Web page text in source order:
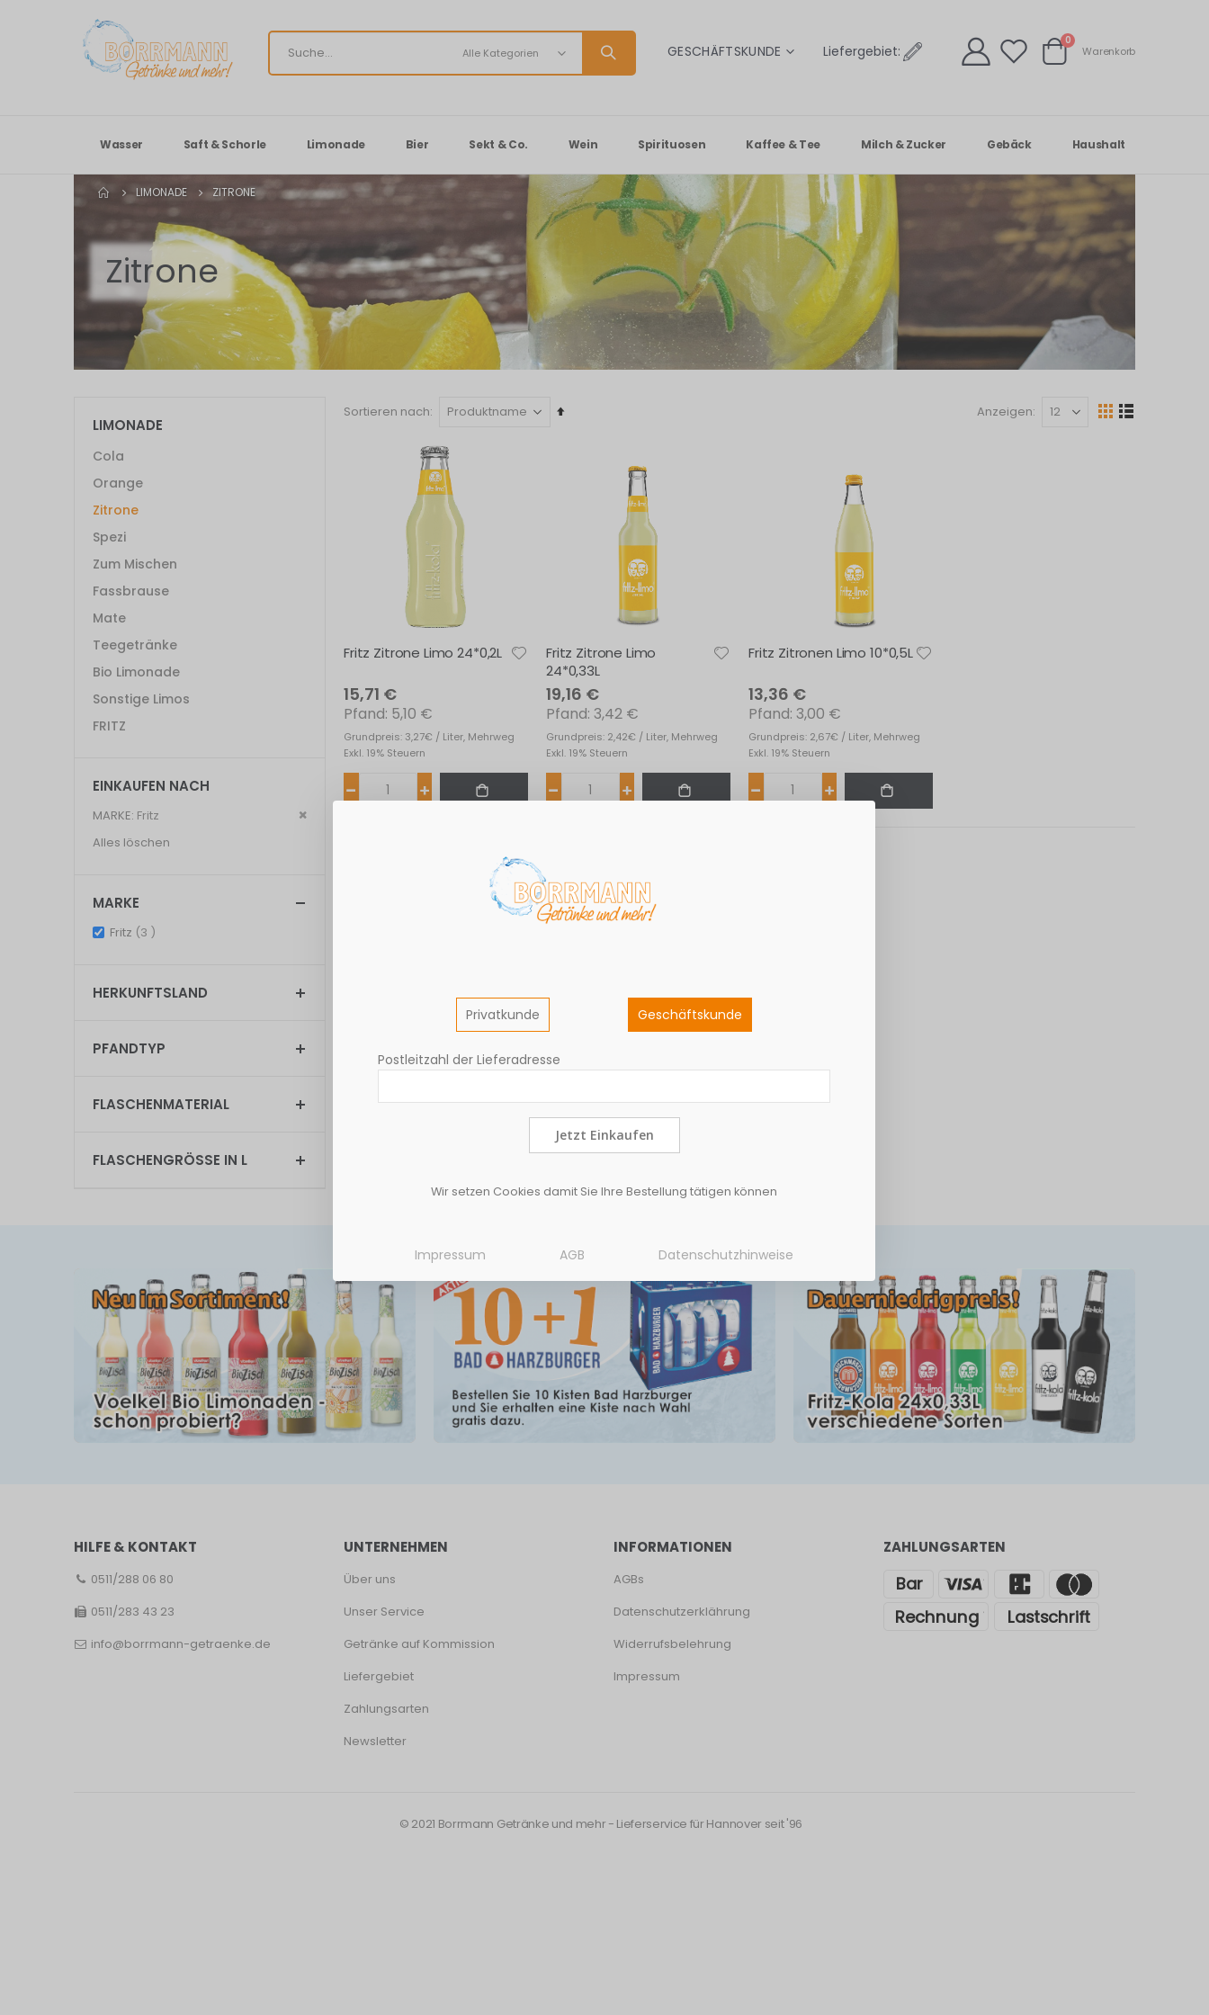
SPRACHE
GESCHÄFTSKUNDE Liefergebiet: Warenkorb
0Artikel
Warenkorb
Wasser Saft & Schorle Limonade Bier Sekt & Co. Wein Spirituosen Kaffee & Tee Milch & Zucker Gebäck Haushalt
LIMONADE ZITRONE
Zitrone
Sortieren nach
In
Anzeigen
Ansicht
Raster
Liste
Fritz Zitrone Limo 24*0,2L
15,71 €
Grundpreis: 3,27€ / Liter, Mehrweg
5,10 €
Exkl. 19% Steuern
Fritz Zitrone Limo
24*0,33L
19,16 €
Grundpreis: 2,42€ / Liter, Mehrweg
3,42 €
Exkl. 19% Steuern
Fritz Zitronen Limo 10*0,5L
13,36 €
Grundpreis: 2,67€ / Liter, Mehrweg
3,00 €
Exkl. 19% Steuern
LIMONADE
Cola
Orange
Zitrone
Spezi
Zum Mischen
Fassbrause
Mate
Teegetränke
Bio Limonade
Sonstige Limos
FRITZ
EINKAUFEN NACH
MARKE Fritz
Dies
Alles löschen
MARKE
Fritz 3 items
HERKUNFTSLAND
PFANDTYP
FLASCHENMATERIAL
FLASCHENGRÖSSE IN L
HILFE & KONTAKT
0511/288 06 80
0511/283 43 23
info@borrmann-getraenke.de
UNTERNEHMEN
Über uns
Unser Service
Getränke auf Kommission
Liefergebiet
Zahlungsarten
Newsletter
INFORMATIONEN
AGBs
Datenschutzerklährung
Widerrufsbelehrung
Impressum
ZAHLUNGSARTEN
© 2021 Borrmann Getränke und mehr - Lieferservice für Hannover seit '96
Privatkunde Geschäftskunde
Postleitzahl der Lieferadresse
Jetzt Einkaufen
Wir setzen Cookies damit Sie Ihre Bestellung tätigen können
Impressum AGB Datenschutzhinweise